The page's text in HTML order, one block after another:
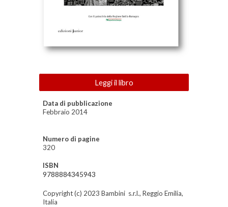
Leggi il libro
Data di pubblicazione
Febbraio 2014
Numero di pagine
320
ISBN
9788884345943
Copyright (c) 2023 Bambini s.r.l., Reggio Emilia,
Italia